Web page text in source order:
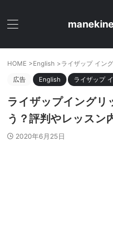
HOME >English >ライザップ イン
広告 English ライザップ
ライザップイングリ
う？評判やレッスン
2020年6月25日